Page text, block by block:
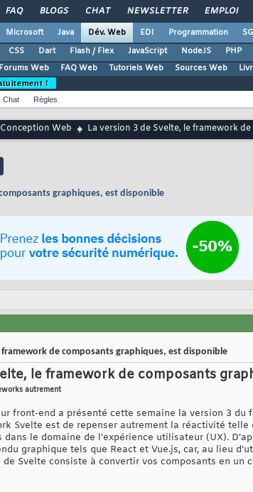
FAQ BLOGS CHAT NEWSLETTER EMPLOI
Microsoft Java Dév. Web EDI Programmation
CSS Dart Flash / Flex JavaScript NodeJS PHP
Forums Web
FAQ Web Tutoriels Web Sources Web
!
Chat Règles
Web La version 3 de Svelte, le framework
graphiques, est disponible
framework de composants graphiques, est disponible
le framework de composants
autrement
front-end a présenté cette semaine la version 3
Svelte est de repenser autrement la réactivité
le domaine de l’expérience utilisateur (UX).
graphique tels que React et Vue.js, car, au lieu
de Svelte consiste à convertir vos composants en